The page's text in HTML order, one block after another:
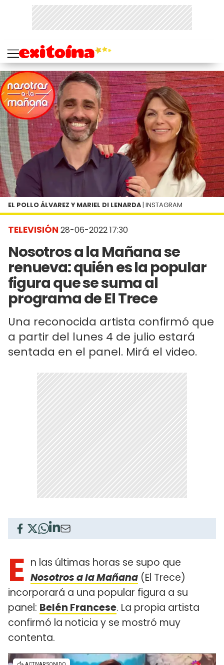
TELEVISIÓN 28-06-2022 17:30
Nosotros a la Mañana se
renueva: quién es la popular
figura que se suma al
programa de El Trece
Una reconocida artista confirmó que
a partir del lunes 4 de julio estará
sentada en el panel. Mirá el video.
EL POLLO ÁLVAREZ Y MARIEL DI LENARDA | INSTAGRAM
E n las últimas horas se supo que
Nosotros a la Mañana (El Trece)
incorporará a una popular figura a su
panel: Belén Francese. La propia artista
confirmó la noticia y se mostró muy
contenta.